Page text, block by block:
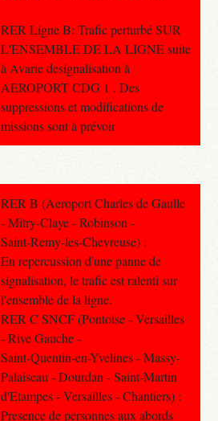
RER Ligne B: Trafic perturbé SUR
L'ENSEMBLE DE LA LIGNE suite
à Avarie designalisation à
AEROPORT CDG 1 . Des
suppressions et modifications de
missions sont à prévoir
RER B (Aeroport Charles de Gaulle
- Mitry-Claye - Robinson -
Saint-Remy-les-Chevreuse) :
En repercussion d'une panne de
signalisation, le trafic est ralenti sur
l'ensemble de la ligne.
RER C SNCF (Pontoise - Versailles
- Rive Gauche -
Saint-Quentin-en-Yvelines - Massy-
Palaiseau - Dourdan - Saint-Martin
d'Etampes - Versailles - Chantiers) :
Presence de personnes aux abords